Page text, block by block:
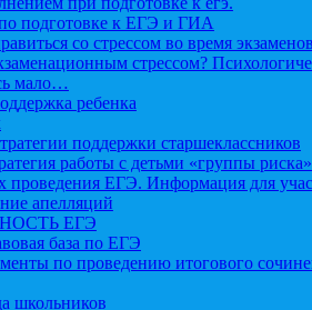
подготовке к ЕГЭ и ГИА
со стрессом во время экзаменов
стрессом?
мало…
ребенка
поддержки старшеклассников
работы с детьми «группы риска»
проведения ЕГЭ. Информация для
апелляций
ЕГЭ
база по ЕГЭ
по проведению итогового
школьников